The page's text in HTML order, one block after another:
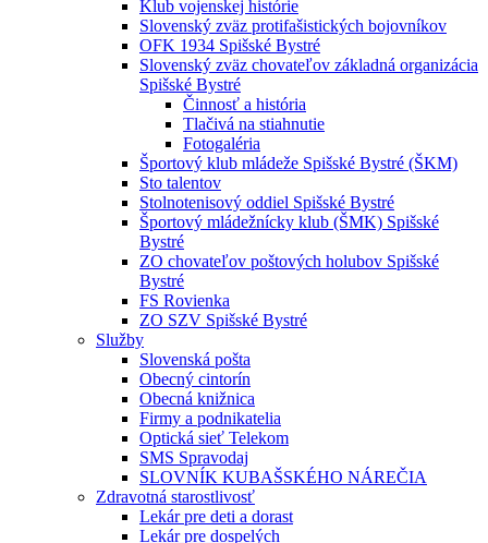
Klub vojenskej histórie
Slovenský zväz protifašistických bojovníkov
OFK 1934 Spišské Bystré
Slovenský zväz chovateľov základná organizácia
Spišské Bystré
Činnosť a história
Tlačivá na stiahnutie
Fotogaléria
Športový klub mládeže Spišské Bystré (ŠKM)
Sto talentov
Stolnotenisový oddiel Spišské Bystré
Športový mládežnícky klub (ŠMK) Spišské
Bystré
ZO chovateľov poštových holubov Spišské
Bystré
FS Rovienka
ZO SZV Spišské Bystré
Služby
Slovenská pošta
Obecný cintorín
Obecná knižnica
Firmy a podnikatelia
Optická sieť Telekom
SMS Spravodaj
SLOVNÍK KUBAŠSKÉHO NÁREČIA
Zdravotná starostlivosť
Lekár pre deti a dorast
Lekár pre dospelých